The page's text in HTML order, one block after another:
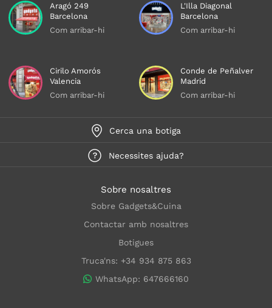
Aragó 249
Barcelona
Com arribar-hi
L'Illa Diagonal
Barcelona
Com arribar-hi
Cirilo Amorós
Valencia
Com arribar-hi
Conde de Peñalver
Madrid
Com arribar-hi
Cerca una botiga
Necessites ajuda?
Sobre nosaltres
Sobre Gadgets&Cuina
Contactar amb nosaltres
Botigues
Truca'ns: +34 934 875 863
WhatsApp: 647666160